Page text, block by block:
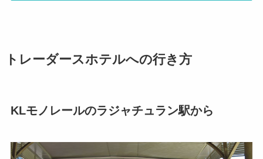
トレーダースホテルへの行き方
KLモノレールのラジャチュラン駅から